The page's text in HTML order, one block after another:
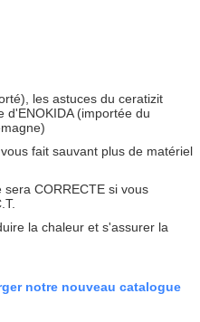
les astuces du ceratizit
d'ENOKIDA (importée du
fait sauvant plus de matériel
CORRECTE si vous
la chaleur et s'assurer la
notre nouveau catalogue